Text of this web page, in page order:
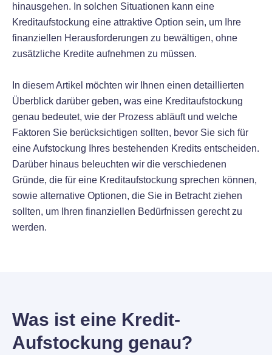
hinausgehen. In solchen Situationen kann eine
Kreditaufstockung eine attraktive Option sein, um Ihre
finanziellen Herausforderungen zu bewältigen, ohne
zusätzliche Kredite aufnehmen zu müssen.
In diesem Artikel möchten wir Ihnen einen detaillierten
Überblick darüber geben, was eine Kreditaufstockung
genau bedeutet, wie der Prozess abläuft und welche
Faktoren Sie berücksichtigen sollten, bevor Sie sich für
eine Aufstockung Ihres bestehenden Kredits entscheiden.
Darüber hinaus beleuchten wir die verschiedenen
Gründe, die für eine Kreditaufstockung sprechen können,
sowie alternative Optionen, die Sie in Betracht ziehen
sollten, um Ihren finanziellen Bedürfnissen gerecht zu
werden.
Was ist eine Kredit-
Aufstockung genau?